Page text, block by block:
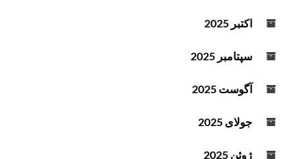
اکتبر 2025
سپتامبر 2025
آگوست 2025
جولای 2025
ژوئن 2025